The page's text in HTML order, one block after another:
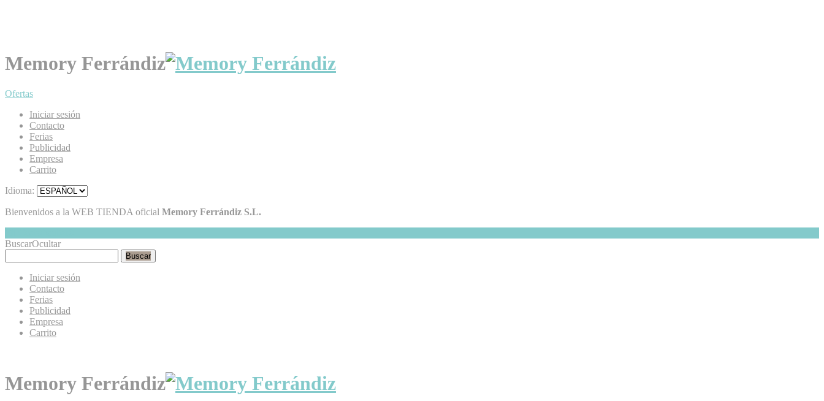
Memory Ferrándiz
Ofertas
Iniciar sesión
Contacto
Ferias
Publicidad
Empresa
Carrito
Idioma:
Bienvenidos a la WEB TIENDA oficial Memory Ferrándiz S.L.
BuscarOcultar
Buscar
Iniciar sesión
Contacto
Ferias
Publicidad
Empresa
Carrito
Memory Ferrándiz